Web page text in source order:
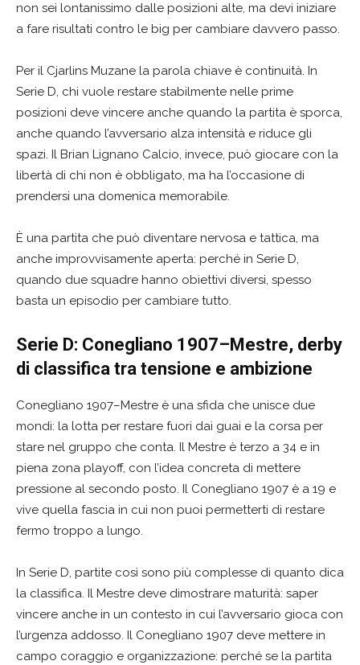
non sei lontanissimo dalle posizioni alte, ma devi iniziare
a fare risultati contro le big per cambiare davvero passo.
Per il Cjarlins Muzane la parola chiave è continuità. In
Serie D, chi vuole restare stabilmente nelle prime
posizioni deve vincere anche quando la partita è sporca,
anche quando l’avversario alza intensità e riduce gli
spazi. Il Brian Lignano Calcio, invece, può giocare con la
libertà di chi non è obbligato, ma ha l’occasione di
prendersi una domenica memorabile.
È una partita che può diventare nervosa e tattica, ma
anche improvvisamente aperta: perché in Serie D,
quando due squadre hanno obiettivi diversi, spesso
basta un episodio per cambiare tutto.
Serie D: Conegliano 1907–Mestre, derby
di classifica tra tensione e ambizione
Conegliano 1907–Mestre è una sfida che unisce due
mondi: la lotta per restare fuori dai guai e la corsa per
stare nel gruppo che conta. Il Mestre è terzo a 34 e in
piena zona playoff, con l’idea concreta di mettere
pressione al secondo posto. Il Conegliano 1907 è a 19 e
vive quella fascia in cui non puoi permetterti di restare
fermo troppo a lungo.
In Serie D, partite così sono più complesse di quanto dica
la classifica. Il Mestre deve dimostrare maturità: saper
vincere anche in un contesto in cui l’avversario gioca con
l’urgenza addosso. Il Conegliano 1907 deve mettere in
campo coraggio e organizzazione: perché se la partita